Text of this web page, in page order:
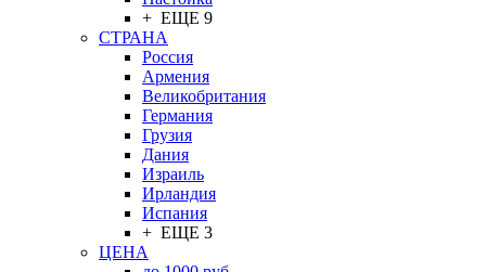
+ ЕЩЕ 9
СТРАНА
Россия
Армения
Великобритания
Германия
Грузия
Дания
Израиль
Ирландия
Испания
+ ЕЩЕ 3
ЦЕНА